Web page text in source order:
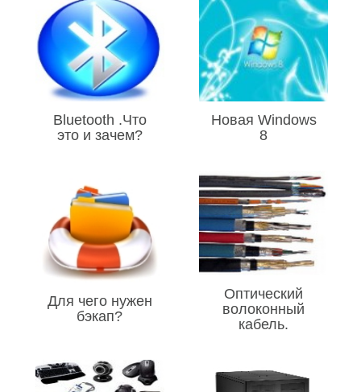
Bluetooth .Что
это и зачем?
Новая Windows
8
Для чего нужен
бэкап?
Оптический
волоконный
кабель.